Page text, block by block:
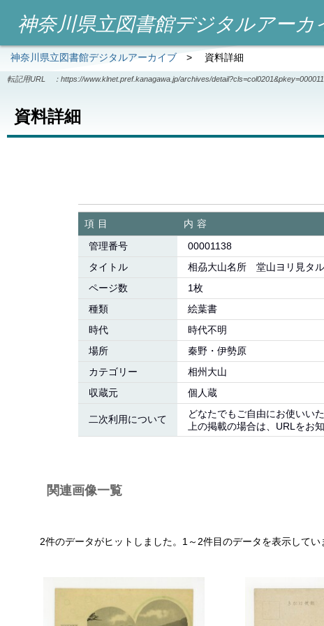
神奈川県立図書館デジタルアーカ
神奈川県立図書館デジタルアーカイブ> 資料詳細
転記用URL ： https://www.klnet.pref.kanagawa.jp/archives/
資料詳細
項目
内容
管理番号
00001138
タイトル
相刕大山名所 堂山ヨリ見タ
ページ数
1枚
種類
絵葉書
時代
時代不明
場所
秦野・伊勢原
カテゴリー
相州大山
収蔵元
個人蔵
二次利用について
どなたでもご自由にお使いい
上の掲載の場合は、URLをお
関連画像一覧
2件のデータがヒットしました。1～2件目のデータを表示してい